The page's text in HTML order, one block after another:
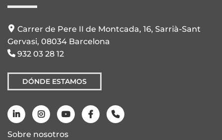
Carrer de Pere II de Montcada, 16, Sarrià-Sant
Gervasi, 08034 Barcelona
932 03 28 12
DÓNDE ESTAMOS
Sobre nosotros